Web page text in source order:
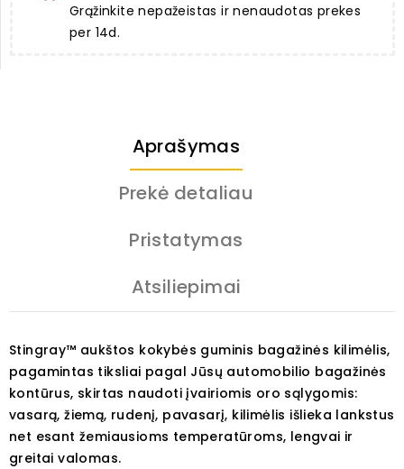
Grąžinkite nepažeistas ir nenaudotas prekes
per 14d.
Aprašymas
Prekė detaliau
Pristatymas
Atsiliepimai
Stingray™ aukštos kokybės guminis bagažinės kilimėlis,
pagamintas tiksliai pagal Jūsų automobilio bagažinės
kontūrus, skirtas naudoti įvairiomis oro sąlygomis:
vasarą, žiemą, rudenį, pavasarį, kilimėlis išlieka lankstus
net esant žemiausioms temperatūroms, lengvai ir
greitai valomas.